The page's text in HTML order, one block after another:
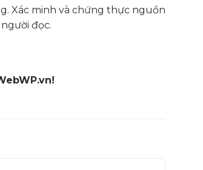
Xác minh và chứng thực nguồn
đọc.